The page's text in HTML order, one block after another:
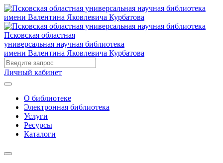
Псковская областная
универсальная научная библиотека
имени Валентина Яковлевича Курбатова
Личный кабинет
О библиотеке
Электронная библиотека
Услуги
Ресурсы
Каталоги